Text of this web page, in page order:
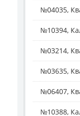
№04035,
№10394,
№03214,
№03635,
№06407,
№10388,